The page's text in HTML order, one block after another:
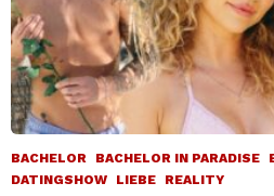
BACHELOR BACHELOR IN PARADISE
DATINGSHOW
LIEBE REALITY